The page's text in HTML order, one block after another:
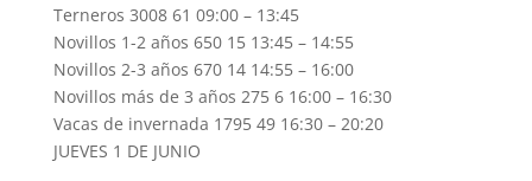
Terneros 3008 61 09:00 – 13:45
Novillos 1-2 años 650 15 13:45 – 14:55
Novillos 2-3 años 670 14 14:55 – 16:00
Novillos más de 3 años 275 6 16:00 – 16:30
Vacas de invernada 1795 49 16:30 – 20:20
JUEVES 1 DE JUNIO